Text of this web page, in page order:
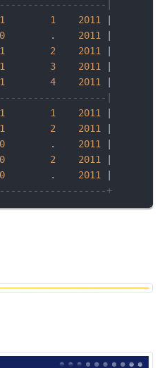
|
1 1 2011
0
        .
2011
1 2 2011
1 3 2011
1 4 2011
|
1 1 2011
1 2 2011
0
        .
2011
0 2 2011
0
        .
2011
+